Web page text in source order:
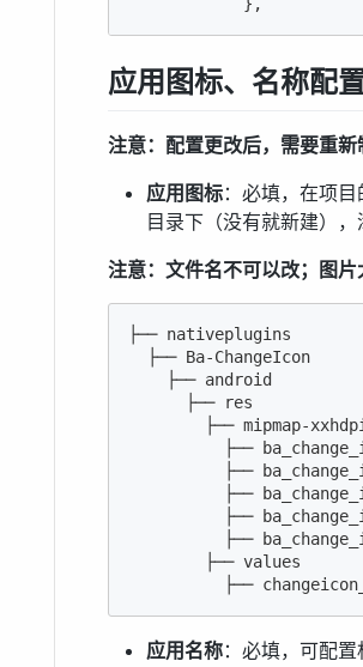
            },
应用图标、名称配
注意：配置更改后，需要重
应用图标：必填，在项
目录下（没有就新建）
注意：文件名不可以改；图
├── nativeplugins
  ├── Ba-ChangeIcon
    ├── android
      ├── res
        ├── mipmap-xxhdpi
├──
├──
├──
├──
├──
        ├── values
├──
应用名称：必填，可配